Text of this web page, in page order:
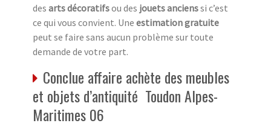
des arts décoratifsou des jouets ancienssi c’est
ce qui vous convient. Une estimation gratuite
peut se faire sans aucun problème sur toute
demande de votre part.
Conclue affaire achète des meubles
et objets d’antiquité Toudon Alpes-
Maritimes 06